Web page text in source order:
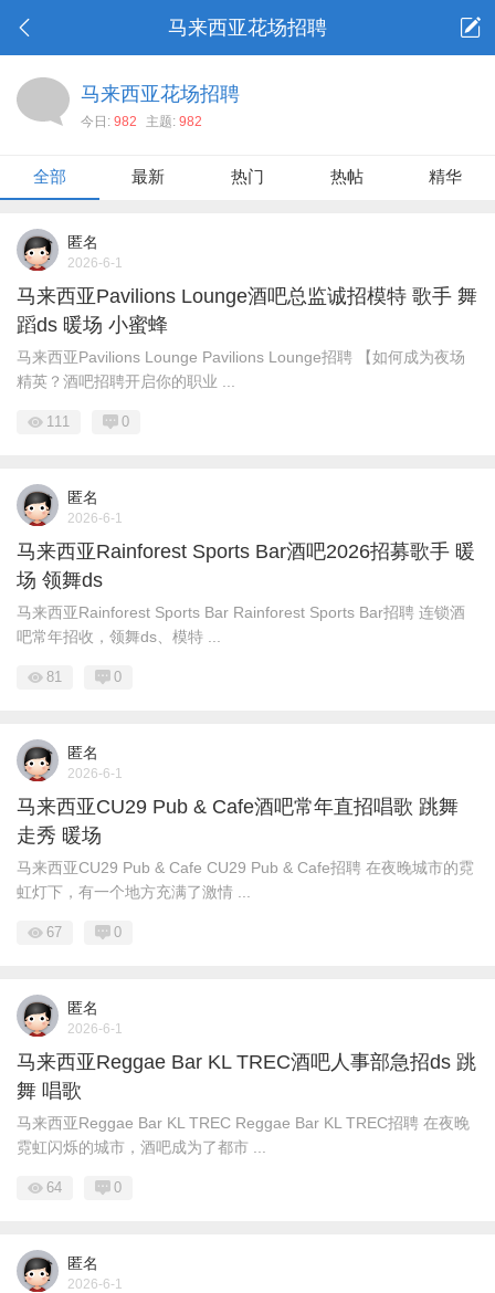
马来西亚花场招聘
马来西亚花场招聘
今日: 982 主题: 982
全部 最新 热门 热帖 精华
匿名
2026-6-1
马来西亚Pavilions Lounge酒吧总监诚招模特 歌手 舞
蹈ds 暖场 小蜜蜂
马来西亚Pavilions Lounge Pavilions Lounge招聘 【如何成为夜场
精英？酒吧招聘开启你的职业 ...
111 0
匿名
2026-6-1
马来西亚Rainforest Sports Bar酒吧2026招募歌手 暖
场 领舞ds
马来西亚Rainforest Sports Bar Rainforest Sports Bar招聘 连锁酒
吧常年招收，领舞ds、模特 ...
81 0
匿名
2026-6-1
马来西亚CU29 Pub & Cafe酒吧常年直招唱歌 跳舞
走秀 暖场
马来西亚CU29 Pub & Cafe CU29 Pub & Cafe招聘 在夜晚城市的霓
虹灯下，有一个地方充满了激情 ...
67 0
匿名
2026-6-1
马来西亚Reggae Bar KL TREC酒吧人事部急招ds 跳
舞 唱歌
马来西亚Reggae Bar KL TREC Reggae Bar KL TREC招聘 在夜晚
霓虹闪烁的城市，酒吧成为了都市 ...
64 0
匿名
2026-6-1